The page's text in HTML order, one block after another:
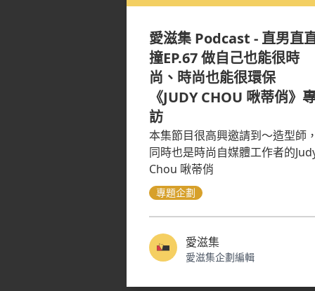
愛滋集 Podcast - 直男直
撞EP.67 做自己也能很時
尚、時尚也能很環保
《JUDY CHOU 啾蒂俏》
訪
本集節目很高興邀請到～造型師
同時也是時尚自媒體工作者的
Chou 啾蒂俏
專題企劃
愛滋集
愛滋集企劃編輯